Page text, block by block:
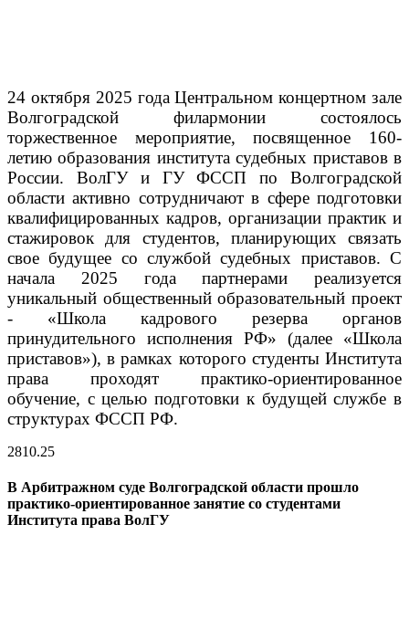
24 октября 2025 года Центральном концертном зале
Волгоградской филармонии состоялось
торжественное мероприятие, посвященное 160-
летию образования института судебных приставов в
России. ВолГУ и ГУ ФССП по Волгоградской
области активно сотрудничают в сфере подготовки
квалифицированных кадров, организации практик и
стажировок для студентов, планирующих связать
свое будущее со службой судебных приставов. С
начала 2025 года партнерами реализуется
уникальный общественный образовательный проект
- «Школа кадрового резерва органов
принудительного исполнения РФ» (далее «Школа
приставов»), в рамках которого студенты Института
права проходят практико-ориентированное
обучение, с целью подготовки к будущей службе в
структурах ФССП РФ.
2810.25
В Арбитражном суде Волгоградской области прошло
практико-ориентированное занятие со студентами
Института права ВолГУ